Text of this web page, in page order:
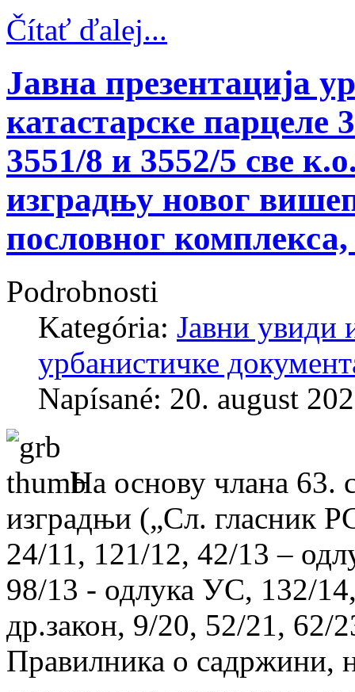
Čítať ďalej...
Јавна презентација
катастарске парцеле
3551/8 и 3552/5 све
изградњу новог
пословног
Podrobnosti
Kategória: Јавни увиди
урбанистичке
Napísané: 20. august
На основу члана 63.
изградњи („Сл. гласник
24/11, 121/12, 42/13 –
98/13 - одлука УС, 132/
др.закон, 9/20, 52/21, 62/
Правилника о садржини,